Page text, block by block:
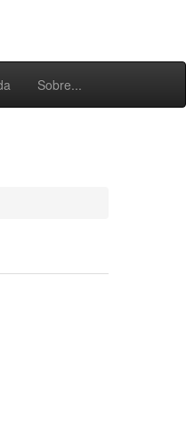
Sobre...